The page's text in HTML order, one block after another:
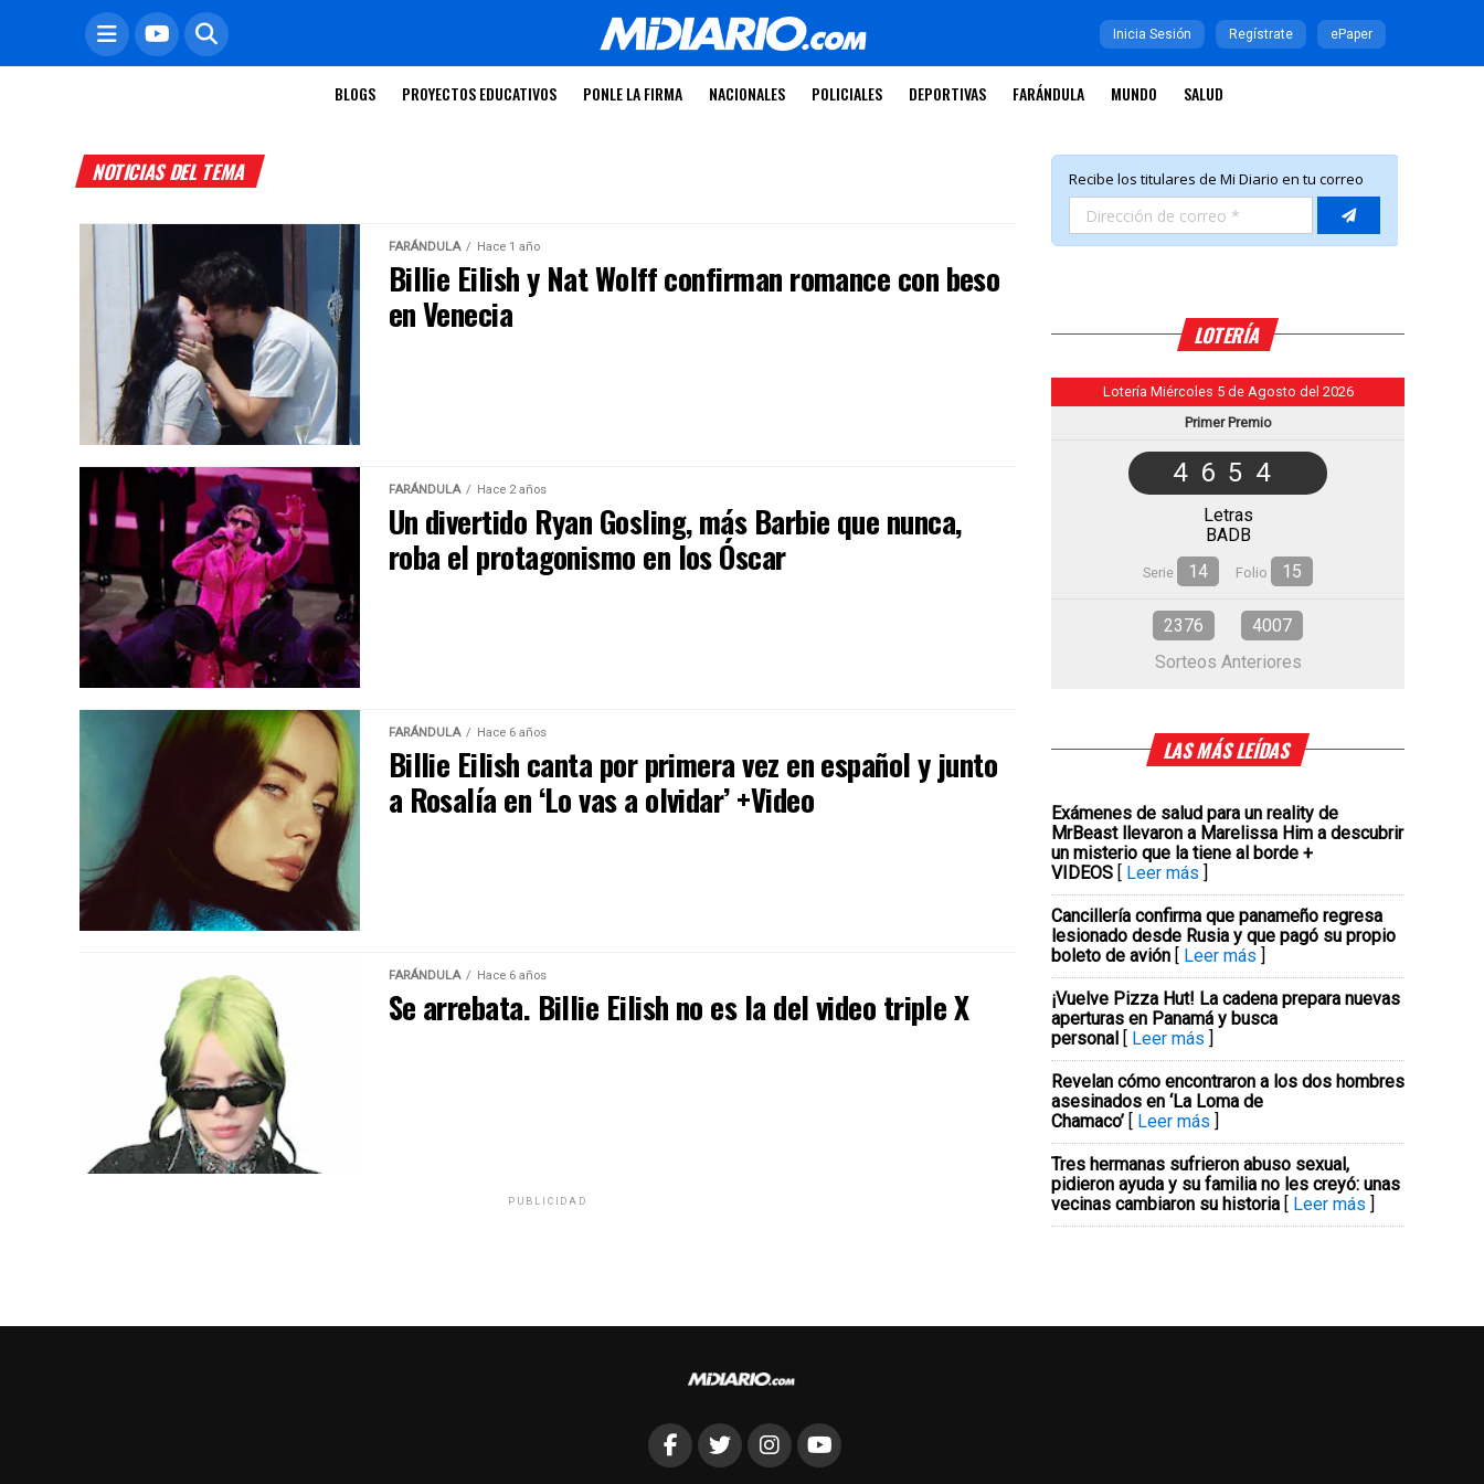
Inicia Sesión Regístrate ePaper
BLOGS PROYECTOS EDUCATIVOS PONLE LA FIRMA NACIONALES POLICIALES DEPORTIVAS FARÁNDULA MUNDO SALUD
NOTICIAS DEL TEMA
FARÁNDULA Hace 1 año
Billie Eilish y Nat Wolff confirman romance con beso
en Venecia
FARÁNDULA Hace 2 años
Un divertido Ryan Gosling, más Barbie que nunca,
roba el protagonismo en los Óscar
FARÁNDULA Hace 6 años
Billie Eilish canta por primera vez en español y junto
a Rosalía en ‘Lo vas a olvidar’ +Video
FARÁNDULA Hace 6 años
Se arrebata. Billie Eilish no es la del video triple X
PUBLICIDAD
LOTERÍA
Lotería Miércoles 5 de Agosto del 2026
Primer Premio
4654
Letras
BADB
Serie 14 Folio 15
2376
4007
Sorteos Anteriores
LAS MÁS LEÍDAS
Exámenes de salud para un reality de
MrBeast llevaron a Marelissa Him a descubrir
un misterio que la tiene al borde +
VIDEOS [ Leer más ]
Cancillería confirma que panameño regresa
lesionado desde Rusia y que pagó su propio
boleto de avión [ Leer más ]
¡Vuelve Pizza Hut! La cadena prepara nuevas
aperturas en Panamá y busca
personal [ Leer más ]
Revelan cómo encontraron a los dos hombres
asesinados en ‘La Loma de
Chamaco’ [ Leer más ]
Tres hermanas sufrieron abuso sexual,
pidieron ayuda y su familia no les creyó: unas
vecinas cambiaron su historia [ Leer más ]